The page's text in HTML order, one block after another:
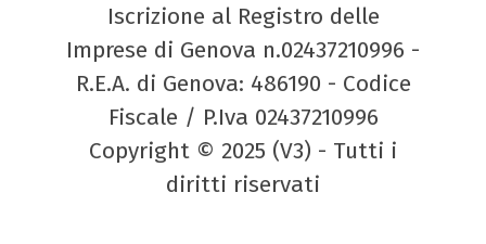
Iscrizione al Registro delle
Imprese di Genova n.02437210996 -
R.E.A. di Genova: 486190 - Codice
Fiscale / P.Iva 02437210996
Copyright © 2025 (V3) - Tutti i
diritti riservati